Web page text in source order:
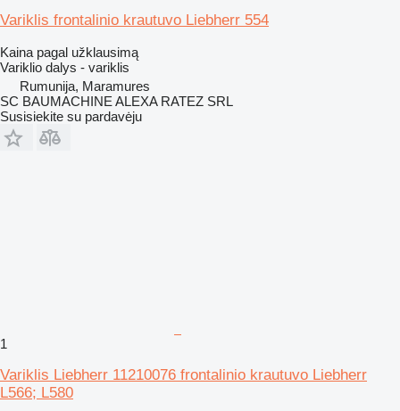
Variklis frontalinio krautuvo Liebherr 554
Kaina pagal užklausimą
Variklio dalys - variklis
Rumunija, Maramures
SC BAUMACHINE ALEXA RATEZ SRL
Susisiekite su pardavėju
1
Variklis Liebherr 11210076 frontalinio krautuvo Liebherr
L566; L580